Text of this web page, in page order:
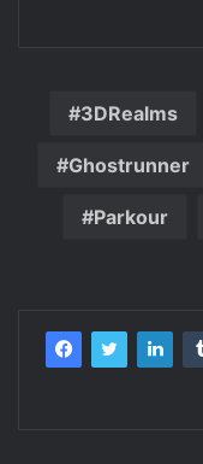
3DRealms
Ghostrunner
Parkour